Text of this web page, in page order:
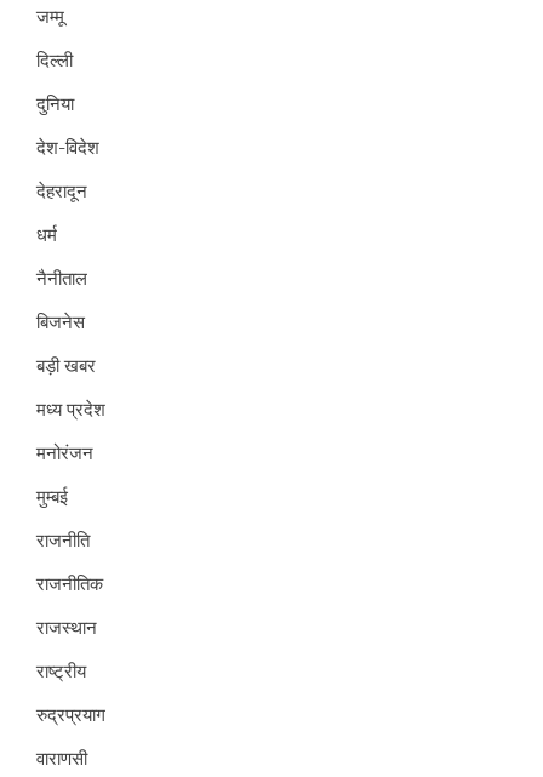
जम्मू
दिल्ली
दुनिया
देश-विदेश
देहरादून
धर्म
नैनीताल
बिजनेस
बड़ी खबर
मध्य प्रदेश
मनोरंजन
मुम्बई
राजनीति
राजनीतिक
राजस्थान
राष्ट्रीय
रुद्रप्रयाग
वाराणसी